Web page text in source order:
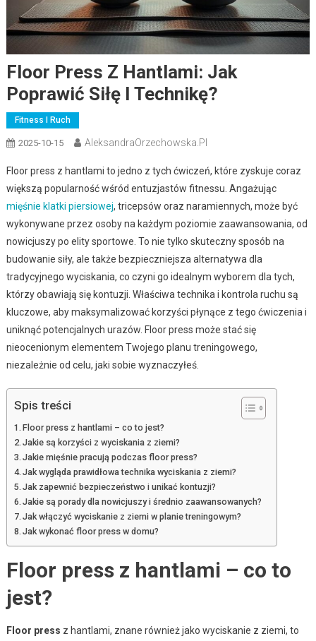
Floor Press Z Hantlami: Jak
Poprawić Siłę I Technikę?
Fitness I Ruch
2025-10-15 AleksandraOrzechowska.pl
Floor press z hantlami to jedno z tych ćwiczeń, które zyskuje coraz
większą popularność wśród entuzjastów fitnessu. Angażując
mięśnie klatki piersiowej, tricepsów oraz naramiennych, może być
wykonywane przez osoby na każdym poziomie zaawansowania, od
nowicjuszy po elity sportowe. To nie tylko skuteczny sposób na
budowanie siły, ale także bezpieczniejsza alternatywa dla
tradycyjnego wyciskania, co czyni go idealnym wyborem dla tych,
którzy obawiają się kontuzji. Właściwa technika i kontrola ruchu są
kluczowe, aby maksymalizować korzyści płynące z tego ćwiczenia i
uniknąć potencjalnych urazów. Floor press może stać się
nieocenionym elementem Twojego planu treningowego,
niezależnie od celu, jaki sobie wyznaczyłeś.
Spis treści
Floor press z hantlami – co to jest?
Jakie są korzyści z wyciskania z ziemi?
Jakie mięśnie pracują podczas floor press?
Jak wygląda prawidłowa technika wyciskania z ziemi?
Jak zapewnić bezpieczeństwo i unikać kontuzji?
Jakie są porady dla nowicjuszy i średnio zaawansowanych?
Jak włączyć wyciskanie z ziemi w planie treningowym?
Jak wykonać floor press w domu?
Floor press z hantlami – co to
jest?
Floor press z hantlami, znane również jako wyciskanie z ziemi, to